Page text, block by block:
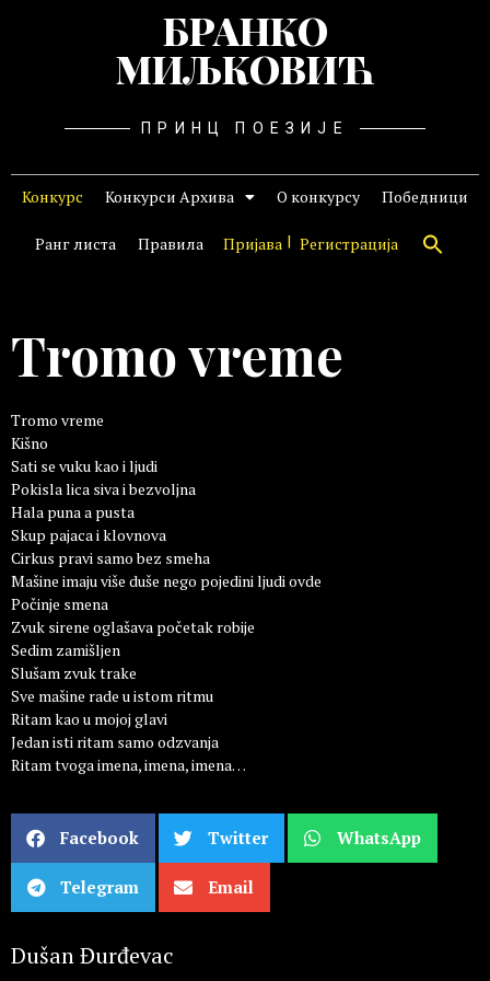
БРАНКО
МИЉКОВИЋ
ПРИНЦ ПОЕЗИЈЕ
Конкурс Конкурси Архива О конкурсу Победници
Ранг листа Правила Пријава Регистрација
Tromo vreme
Tromo vreme
Kišno
Sati se vuku kao i ljudi
Pokisla lica siva i bezvoljna
Hala puna a pusta
Skup pajaca i klovnova
Cirkus pravi samo bez smeha
Mašine imaju više duše nego pojedini ljudi ovde
Počinje smena
Zvuk sirene oglašava početak robije
Sedim zamišljen
Slušam zvuk trake
Sve mašine rade u istom ritmu
Ritam kao u mojoj glavi
Jedan isti ritam samo odzvanja
Ritam tvoga imena, imena, imena…
Facebook Twitter WhatsApp
Telegram Email
Dušan Đurđevac